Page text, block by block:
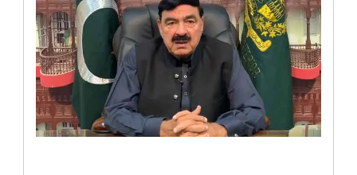
انٹرٹینمنٹ
صحت
قومی
خبریں